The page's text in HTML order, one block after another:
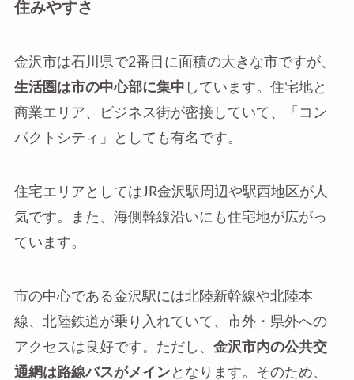
住みやすさ
金沢市は石川県で2番目に面積の大きな市ですが、
生活圏は市の中心部に集中 しています。住宅地と
商業エリア、ビジネス街が密接していて、「コン
パクトシティ」としても有名です。
住宅エリアとしてはJR金沢駅周辺や駅西地区が人
気です。また、海側幹線沿いにも住宅地が広がっ
ています。
市の中心である金沢駅には北陸新幹線や北陸本
線、北陸鉄道が乗り入れていて、市外・県外への
アクセスは良好です。ただし、 金沢市内の公共交
通網は路線バスがメイン となります。そのため、